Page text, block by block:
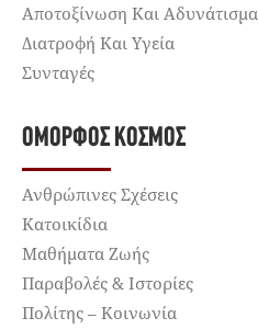
Αποτοξίνωση Και Αδυνάτισμα
Διατροφή Και Υγεία
Συνταγές
ΌΜΟΡΦΟΣ ΚΌΣΜΟΣ
Ανθρώπινες Σχέσεις
Κατοικίδια
Μαθήματα Ζωής
Παραβολές & Ιστορίες
Πολίτης – Κοινωνία